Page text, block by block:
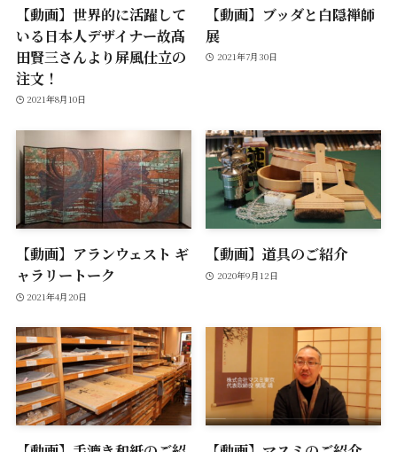
【動画】世界的に活躍して
いる日本人デザイナー故髙
田賢三さんより屏風仕立の
注文！
2021年8月10日
【動画】ブッダと白隠禅師
展
2021年7月30日
【動画】アランウェスト ギ
ャラリートーク
2021年4月20日
【動画】道具のご紹介
2020年9月12日